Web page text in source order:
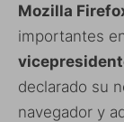
Mozilla
importantes
declarado su
navegador y